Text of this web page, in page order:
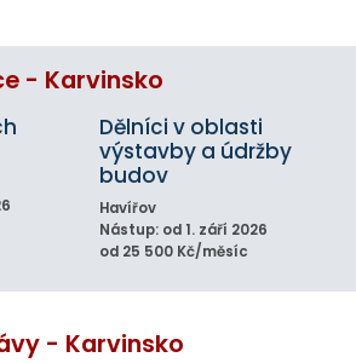
- Karvinsko
Dělníci v oblasti
výstavby a údržby
budov
Havířov
Nástup: od 1. září 2026
od 25 500 Kč/měsíc
- Karvinsko